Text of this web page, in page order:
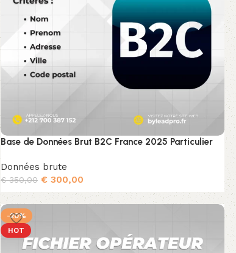
Base de Données Brut B2C France 2025 Particulier
Données brute
€350,00 € 300,00
Ajouter au panier
-20%
HOT